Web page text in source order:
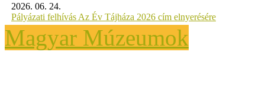
2026. 06. 24.
Pályázati felhívás Az Év Tájháza 2026 cím elnyerésére
Magyar Múzeumok